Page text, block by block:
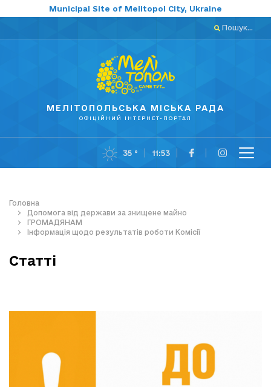
Municipal Site of Melitopol City, Ukraine
Пошук...
МЕЛІТОПОЛЬСЬКА МІСЬКА РАДА
ОФІЦІЙНИЙ ІНТЕРНЕТ-ПОРТАЛ
35 ° 11:53
Головна
Допомога від держави за знищене майно
ГРОМАДЯНАМ
Інформація щодо результатів роботи Комісії
Статті